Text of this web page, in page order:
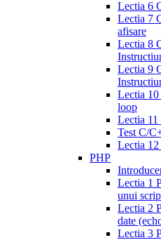
Lectia 6
Lectia 7
afisare
Lectia 8
Lectia 9
Lectia
loop
Lectia
Test C/
Lectia
PHP
Lectia 1
unui
Lectia 2
date
Lectia 3